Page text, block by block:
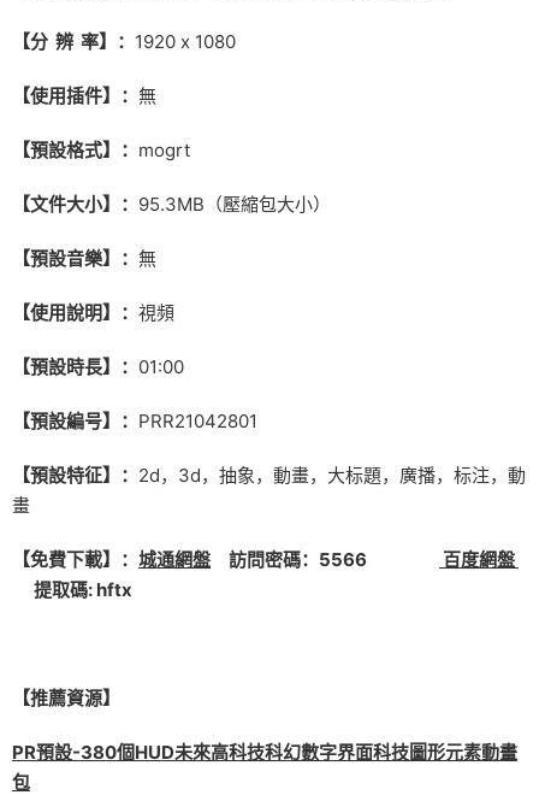
【分 辨 率】： 1920 x 1080
【使用插件】： 無
【預設格式】： mogrt
【文件大小】： 95.3MB（壓縮包大小）
【預設音樂】： 無
【使用說明】： 視頻
【預設時長】： 01:00
【預設編号】： PRR21042801
【預設特征】： 2d，3d，抽象，動畫，大标題，廣播，标注，動
畫
【免費下載】： 城通網盤 訪問密碼：5566
百度網盤
提取碼: hftx
【推薦資源】
PR預設-380個HUD未來高科技科幻數字界面科技圖形元素動畫
包